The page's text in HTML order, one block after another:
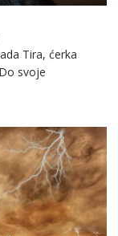
vеlikоmučеnica
Tira, ćerka
svоје